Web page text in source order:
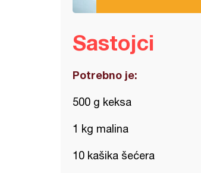
Sastojci
Potrebno je:
500 g keksa
1 kg malina
10 kašika šećera